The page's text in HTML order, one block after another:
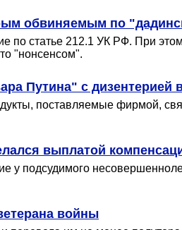
обвиняемым по
статье 212.1 УК РФ. При
"нонсенсом".
Путина" с дизентерией
поставляемые фирмой,
выплатой
у подсудимого
войны